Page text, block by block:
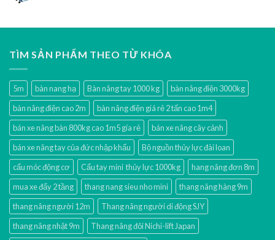
TÌM SẢN PHẨM THEO TỪ KHÓA
5m bàn nang hạ Bàn nâng tay 1000 kg
bàn nâng điện 3000kg
bàn nâng điện cao 2m
bàn nâng điện giá rẻ 2 tấn cao 1m4
bán xe nâng bàn 800kg cao 1m5 gía rẻ
bán xe nâng cây cảnh
bán xe nâng tay của đức nhập khẩu
Bộ nguồn thủy lực đài loan
cẩu móc động cơ
Cẩu tay mini thủy lực 1000kg
hang nâng đơn 8m
mua xe đẩy 2 tầng
thang nang sieu nho mini
thang nâng hàng 9m
thang nâng người 12m
Thang nâng người di động SJY
thang nâng nhật 9m
Thang nâng đôi Nichi-lift Japan